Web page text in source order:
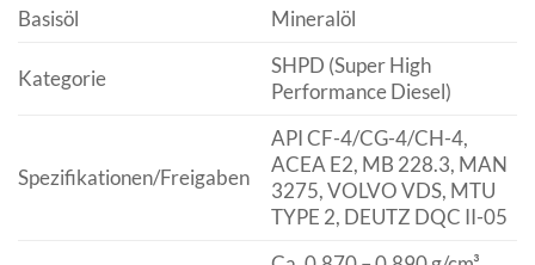
Basisöl
Mineralöl
Kategorie
SHPD (Super High
Performance Diesel)
Spezifikationen/Freigaben
API CF-4/CG-4/CH-4,
ACEA E2, MB 228.3, MAN
3275, VOLVO VDS, MTU
TYPE 2, DEUTZ DQC II-05